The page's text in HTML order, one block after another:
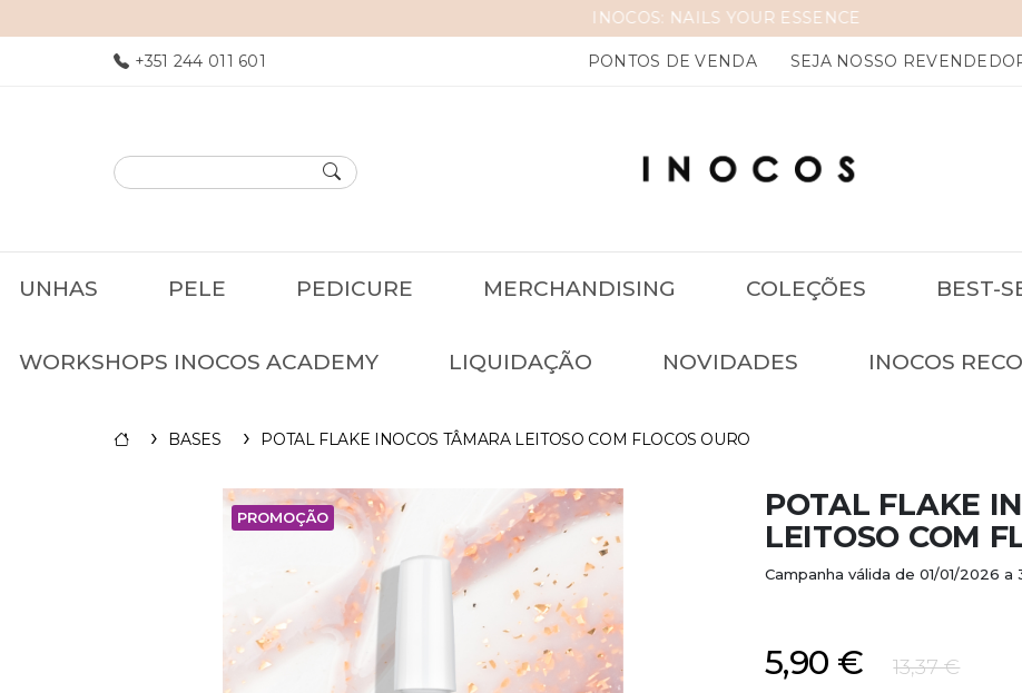
INOCOS: NAILS YOUR
+351 244 011 601 PONTOS DE VENDA SEJA NOSSO
UNHAS PELE PEDICURE MERCHANDISING COLEÇÕES BEST-
WORKSHOPS INOCOS ACADEMY LIQUIDAÇÃO NOVIDADES INOCOS
BASES POTAL FLAKE INOCOS TÂMARA LEITOSO COM FLOCOS OURO
PROMOÇÃO
POTAL FLAKE
LEITOSO COM
Campanha válida de 01/01/2026 a
5,90 € 13,37 €